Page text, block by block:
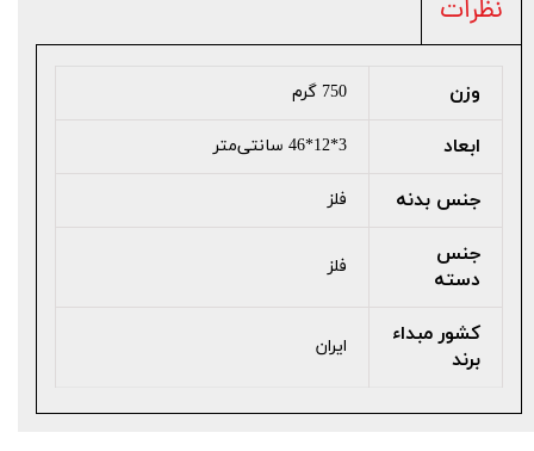
نظرات
وزن 750 گرم
ابعاد 3*12*46 سانتی‌متر
جنس بدنه فلز
جنس
دسته
فلز
کشور مبداء
برند
ایران